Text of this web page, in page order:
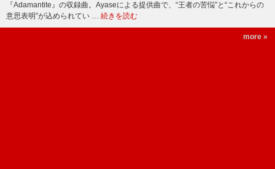
『Adamantite』の収録曲。Ayaseによる提供曲で、“王者の苦悩”と“これからの
意思表明”が込められてい … 続きを読む
more »